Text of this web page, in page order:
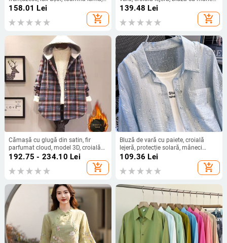
lungime medie, mărime plus, talie
strânsă, mâneci lungi, top elegant
158.01 Lei
add_shopping_cart
3/4, ușor
139.48 Lei
add_shopping_cart
Cămașă cu glugă din satin, fir
parfumat cloud, model 3D, croială
scurtă
192.75 - 234.10 Lei
add_shopping_cart
Bluză de vară cu paiete, croială
lejeră, protecție solară, mâneci
lungi, cămașă-jachetă, mărime
109.36 Lei
add_shopping_cart